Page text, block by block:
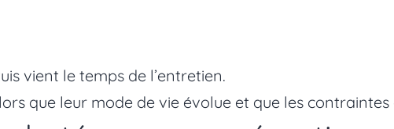
vient le temps de l’entretien.
que leur mode de vie évolue et que les